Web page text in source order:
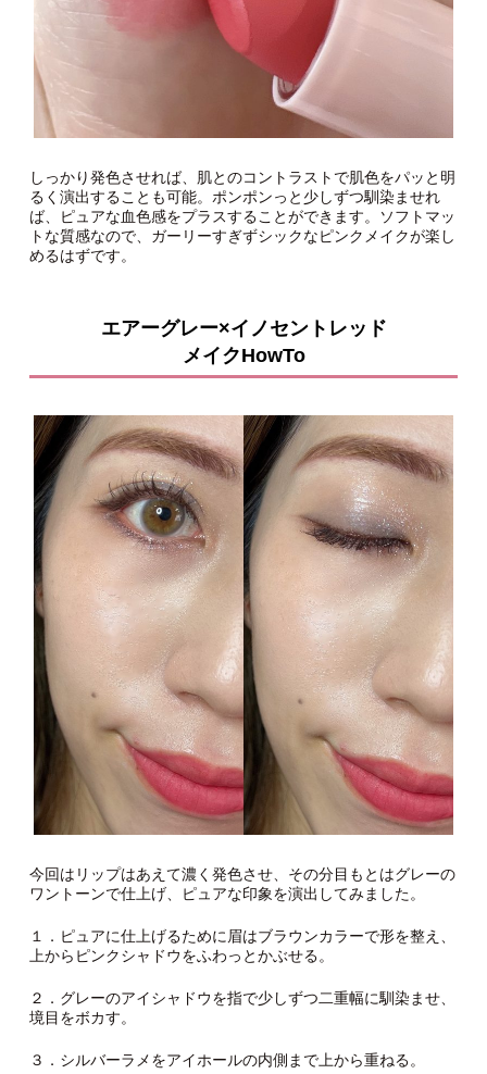
しっかり発色させれば、肌とのコントラストで肌色をパッと明
るく演出することも可能。ポンポンっと少しずつ馴染ませれ
ば、ピュアな血色感をプラスすることができます。ソフトマッ
トな質感なので、ガーリーすぎずシックなピンクメイクが楽し
めるはずです。
エアーグレー×イノセントレッド
メイクHowTo
今回はリップはあえて濃く発色させ、その分目もとはグレーの
ワントーンで仕上げ、ピュアな印象を演出してみました。
１．ピュアに仕上げるために眉はブラウンカラーで形を整え、
上からピンクシャドウをふわっとかぶせる。
２．グレーのアイシャドウを指で少しずつ二重幅に馴染ませ、
境目をボカす。
３．シルバーラメをアイホールの内側まで上から重ねる。